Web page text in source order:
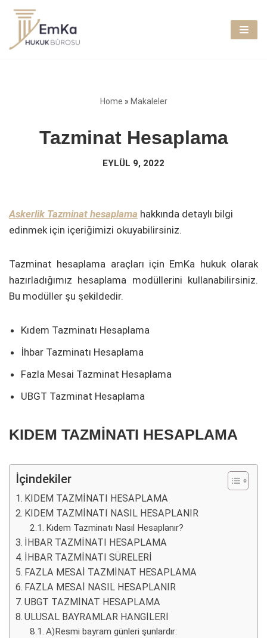
İçeriğe
geç
Home » Makaleler
Tazminat Hesaplama
EYLÜL 9, 2022
Askerlik Tazminat hesaplama hakkında detaylı bilgi
edinmek için içeriğimizi okuyabilirsiniz.
Tazminat hesaplama araçları için EmKa hukuk olarak
hazırladığımız hesaplama modüllerini kullanabilirsiniz.
Bu modüller şu şekildedir.
Kıdem Tazminatı Hesaplama
İhbar Tazminatı Hesaplama
Fazla Mesai Tazminat Hesaplama
UBGT Tazminat Hesaplama
KIDEM TAZMİNATI HESAPLAMA
İçindekiler
KIDEM TAZMİNATI HESAPLAMA
KIDEM TAZMİNATI NASIL HESAPLANIR
Kıdem Tazminatı Nasıl Hesaplanır?
İHBAR TAZMİNATI HESAPLAMA
İHBAR TAZMİNATI SÜRELERİ
FAZLA MESAİ TAZMİNAT HESAPLAMA
FAZLA MESAİ NASIL HESAPLANIR
UBGT TAZMİNAT HESAPLAMA
ULUSAL BAYRAMLAR HANGİLERİ
A)Resmi bayram günleri şunlardır: